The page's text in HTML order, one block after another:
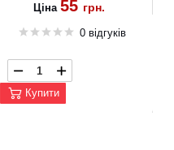
Ціна 55 грн.
0 відгуків
Купити